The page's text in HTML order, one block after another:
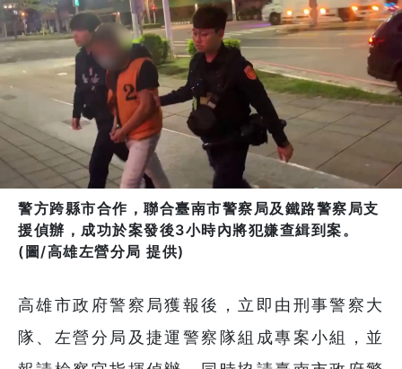
警方跨縣市合作，聯合臺南市警察局及鐵路警察局支
援偵辦，成功於案發後3小時內將犯嫌查緝到案。
(圖/高雄左營分局 提供)
高雄市政府警察局獲報後，立即由刑事警察大
隊、左營分局及捷運警察隊組成專案小組，並